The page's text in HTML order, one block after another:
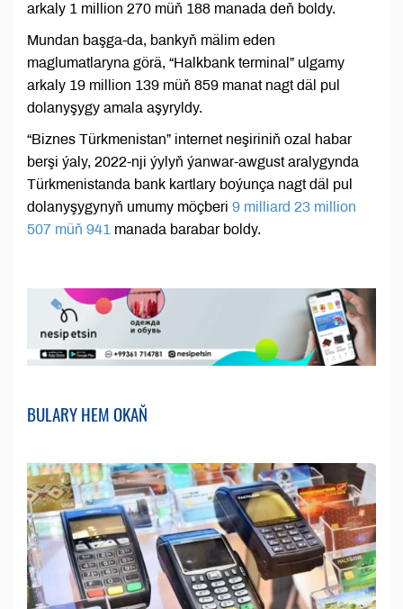
arkaly 1 million 270 müň 188 manada deň boldy.
Mundan başga-da, bankyň mälim eden
maglumatlaryna görä, “Halkbank terminal” ulgamy
arkaly 19 million 139 müň 859 manat nagt däl pul
dolanyşygy amala aşyryldy.
“Biznes Türkmenistan” internet neşiriniň ozal habar
berşi ýaly, 2022-nji ýylyň ýanwar-awgust aralygynda
Türkmenistanda bank kartlary boýunça nagt däl pul
dolanyşygynyň umumy möçberi 9 milliard 23 million
507 müň 941 manada barabar boldy.
BULARY HEM OKAŇ